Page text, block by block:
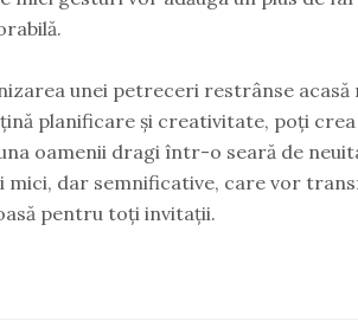
unei petreceri restrânse acasă
planificare și creativitate, poți
oamenii dragi într-o seară de
mici, dar semnificative, care vor
pentru toți invitații.